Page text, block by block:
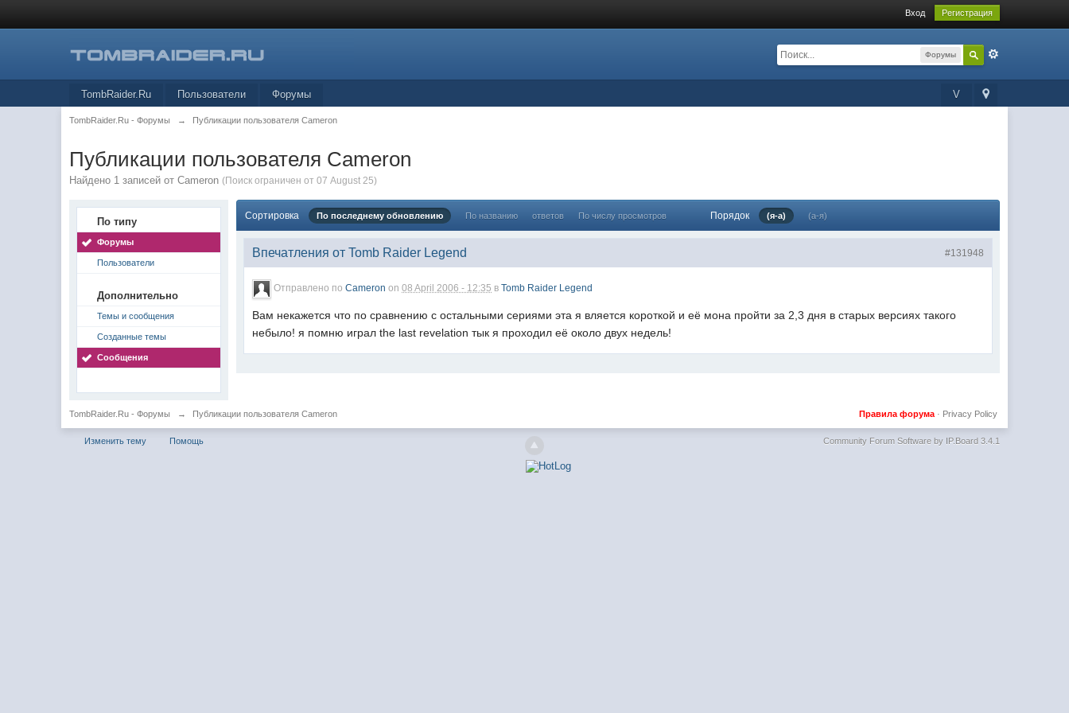
Вход Регистрация
Форумы
V
TombRaider.Ru Пользователи Форумы
TombRaider.Ru - Форумы → Публикации пользователя Cameron
Публикации пользователя Cameron
Найдено 1 записей от Cameron (Поиск ограничен от 07 August 25)
По типу
Форумы
Пользователи
Дополнительно
Темы и сообщения
Созданные темы
Сообщения
Сортировка По последнему обновлению По названию ответов По числу просмотров Порядок (я-а) (а-я)
#131948
Впечатления от Tomb Raider Legend
Отправлено поCameron on08 April 2006 - 12:35 вTomb Raider Legend
Вам некажется что по сравнению с остальными сериями эта я вляется короткой и её мона пройти за 2,3 дня в старых версиях такого
небыло! я помню играл the last revelation тык я проходил её около двух недель!
TombRaider.Ru - Форумы → Публикации пользователя Cameron Privacy Policy
Правила форума·
Изменить тему Помощь Community Forum Software by IP.Board 3.4.1